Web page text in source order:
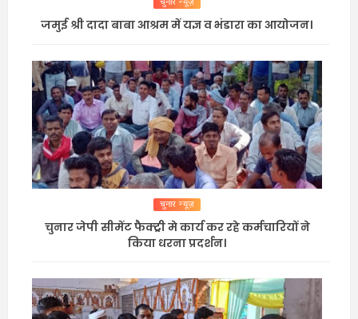
चुनार न्यूज़
जमुई श्री दादा बाबा आश्रम में यज्ञ व भंडारा का आयोजन।
चुनार न्यूज़
चुनार जेपी सीमेंट फैक्ट्री मे कार्य कर रहे कर्मचारियों ने
किया धरना प्रदर्शन।